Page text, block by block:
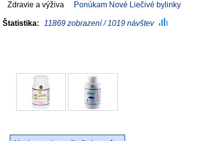
Zdravie a výživa
Ponúkam Nové Liečivé bylinky
Štatistika: 11869 zobrazení / 1019 návštev